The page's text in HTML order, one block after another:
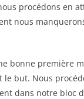
procédons en
nous
bonne première
le but. Nous
dans notre bloc